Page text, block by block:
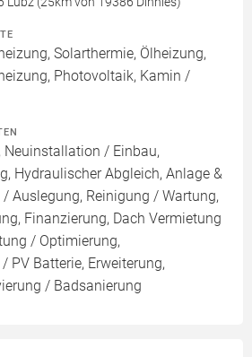
Solarthermie, Ölheizung,
Photovoltaik, Kamin /
Neuinstallation / Einbau,
Hydraulischer Abgleich, Anlage &
Auslegung, Reinigung / Wartung,
Finanzierung, Dach Vermietung
/ Optimierung,
PV Batterie, Erweiterung,
/ Badsanierung